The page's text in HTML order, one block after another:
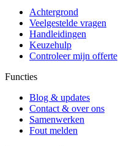
Achtergrond
Veelgestelde vragen
Handleidingen
Keuzehulp
Controleer mijn offerte
Functies
Blog & updates
Contact & over ons
Samenwerken
Fout melden